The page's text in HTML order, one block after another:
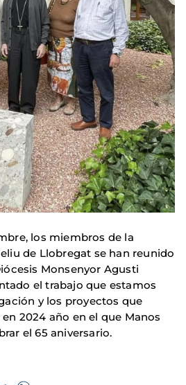
los miembros de la
de Llobregat se han reunido
Monsenyor Agusti
el trabajo que estamos
y los proyectos que
2024 año en el que Manos
el 65 aniversario.